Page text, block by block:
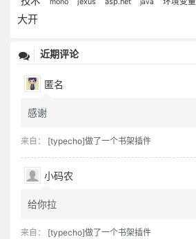
mono
大开
近期评论
匿名
感谢
来自： [typecho]做了一个书架插件
小码农
给你拉
来自： [typecho]做了一个书架插件